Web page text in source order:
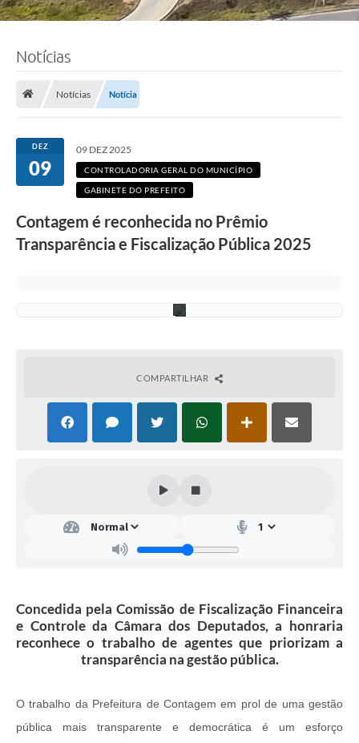
Notícias
Notícias Notícia
DEZ
09
09 DEZ 2025
CONTROLADORIA GERAL DO MUNICÍPIO
GABINETE DO PREFEITO
Contagem é reconhecida no Prêmio
Transparência e Fiscalização Pública 2025
o
u
o
s
D
p
t
COMPARTILHAR
Concedida pela Comissão de Fiscalização Financeira
e Controle da Câmara dos Deputados, a honraria
reconhece o trabalho de agentes que priorizam a
transparência na gestão pública.
O trabalho da Prefeitura de Contagem em prol de uma gestão
pública mais transparente e democrática é um esforço